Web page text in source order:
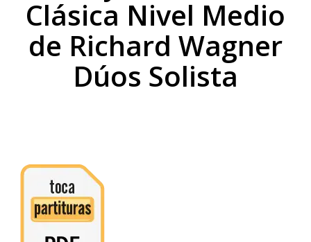
Clásica Nivel Medio
de Richard Wagner
Dúos Solista